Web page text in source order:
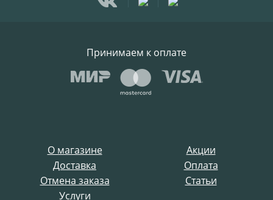
О магазине
Акции
Доставка
Оплата
Отмена заказа
Статьи
Услуги
Принимаем к оплате